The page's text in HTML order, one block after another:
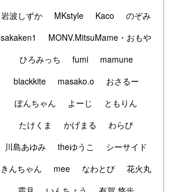
岩波しずか
MKstyle Kaco
のぞみ
sakaken1
MONV.MitsuMame・おもや
ひろみっち
fumi
mamune
blackkite
masako.o
おさるー
ぽんちゃん
よーじ
ともりん
たけくま
かげまる
わらび
川島あゆみ
theゆうこ
シーサイド
きんちゃん
mee なわとび
花火丸